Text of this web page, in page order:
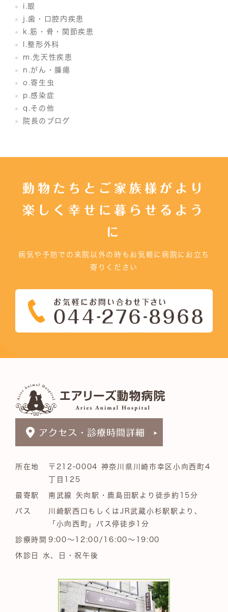
i.眼
j.歯・口腔内疾患
k.筋・骨・関節疾患
l.整形外科
m.先天性疾患
n.がん・腫瘍
o.寄生虫
p.感染症
q.その他
院長のブログ
動物たちとご家族様がより
楽しく幸せに暮らせるよう
に
病気や予防での来院以外の時もお気軽に病院にお立ち
寄りください
所在地
〒212-0004 神奈川県川崎市幸区小向西町4
丁目125
最寄駅 南武線 矢向駅・鹿島田駅より徒歩約15分
バス
川崎駅西口もしくはJR武蔵小杉駅駅より、
「小向西町」バス停徒歩1分
診療時間 9:00～12:00/16:00～19:00
休診日 水、日・祝午後